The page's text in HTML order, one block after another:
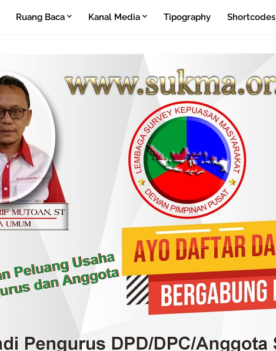
Ruang Baca Kanal Media Tipography Shortcodes